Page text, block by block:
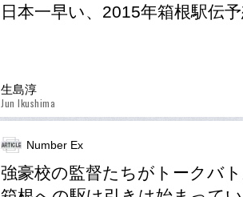
日本一早い、2015年箱根駅伝予
生島淳
Jun Ikushima
Number Ex
強豪校の監督たちがトークバ